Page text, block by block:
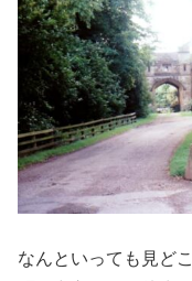
なんといっても見ど